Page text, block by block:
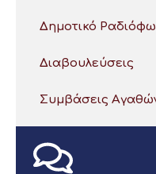
Δημοτικό
Διαβουλεύσεις
Συμβάσεις